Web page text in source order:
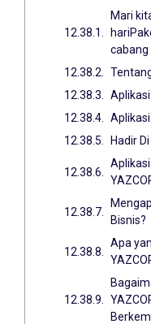
Mari
cabang
Hadir
Bisnis?
Apa